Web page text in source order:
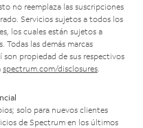
no reemplaza las suscripciones
Servicios sujetos a todos los
los cuales están sujetos a
las demás marcas
propiedad de sus respectivos
spectrum.com/disclosures
solo para nuevos clientes
de Spectrum en los últimos